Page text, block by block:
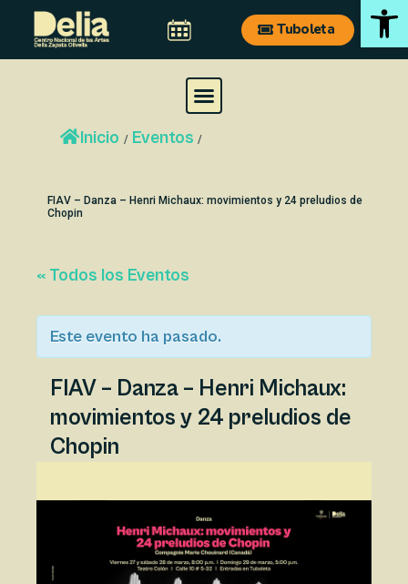
contenido
Tuboleta
M
e
Inicio / Eventos /
FIAV – Danza – Henri Michaux: movimientos y 24 preludios de
Chopin
« Todos los Eventos
Este evento ha pasado.
FIAV – Danza – Henri Michaux:
movimientos y 24 preludios de
Chopin
Navegación
de
entradas